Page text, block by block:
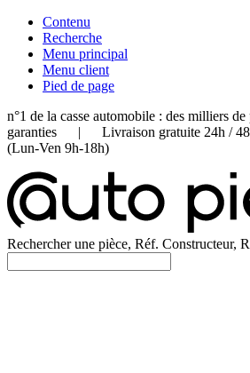
Contenu
Recherche
Menu principal
Menu client
Pied de page
n°1 de la casse automobile : des milliers
garanties | Livraison gratuite 24h /
(Lun-Ven 9h-18h)
Rechercher une pièce, Réf. Constructeur,